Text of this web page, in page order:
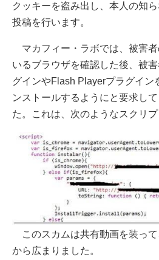
クッキーを盗み出し、本人の知
投稿を行います。
マカフィー・ラボでは、被害
いるブラウザを確認した後、被
グインやFlash Playerプラグイン
ンストールするようにと要求し
た。これは、次のようなスクリプ
このスカムは共有動画を装っ
から広まりました。